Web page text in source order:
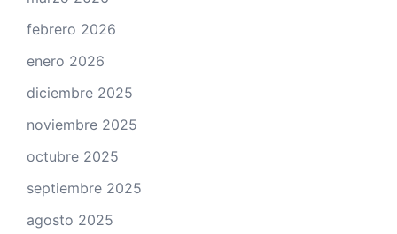
febrero 2026
enero 2026
diciembre 2025
noviembre 2025
octubre 2025
septiembre 2025
agosto 2025